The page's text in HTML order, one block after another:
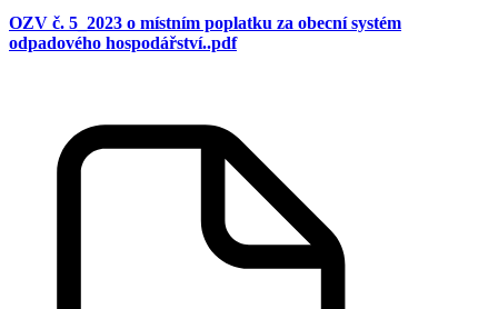
OZV č. 5_2023 o místním poplatku za obecní systém
odpadového hospodářství..pdf